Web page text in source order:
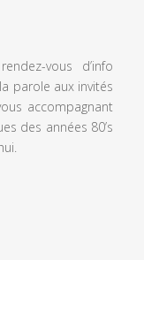
vous d’info
parole aux invités
accompagnant
des années 80’s